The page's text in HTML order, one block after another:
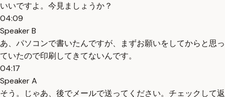
いいですよ。今見ましょうか？
04:09
Speaker B
あ、パソコンで書いたんですが、まずお願いをしてからと思っ
ていたので印刷してきてないんです。
04:17
Speaker A
そう。じゃあ、後でメールで送ってください。チェックして返